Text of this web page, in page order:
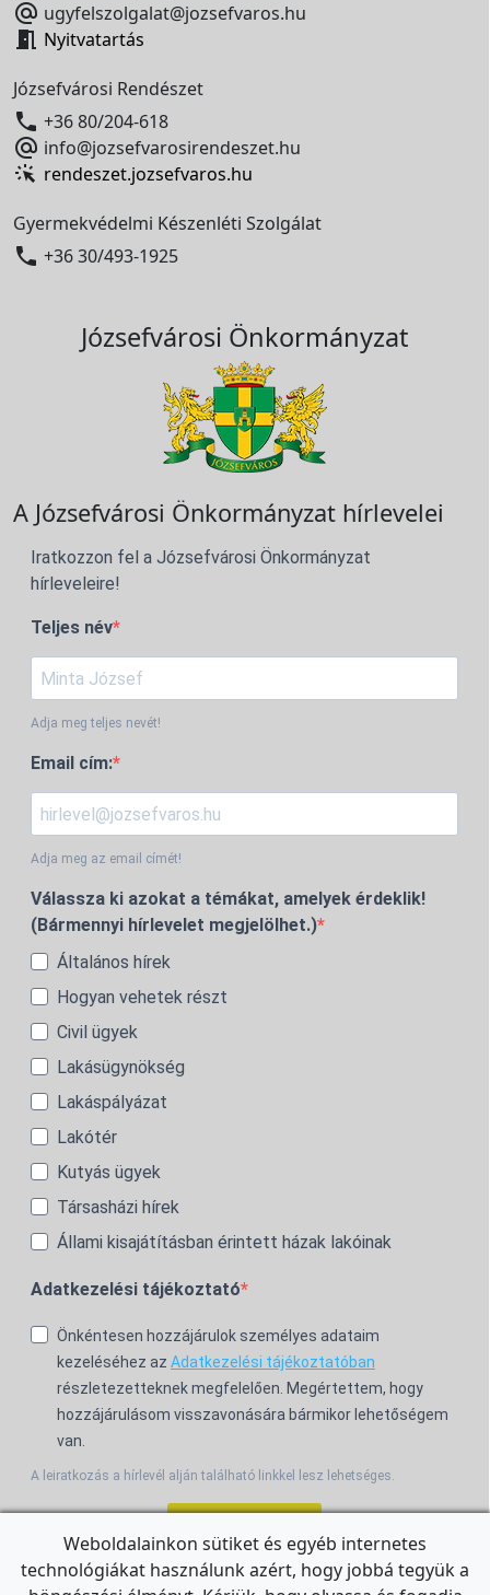
 ugyfelszolgalat@jozsefvaros.hu
 Nyitvatartás
Józsefvárosi Rendészet
 +36 80/204-618
 info@jozsefvarosirendeszet.hu
rendeszet.jozsefvaros.hu
Gyermekvédelmi Készenléti Szolgálat
 +36 30/493-1925
Józsefvárosi Önkormányzat
A Józsefvárosi Önkormányzat hírlevelei
Iratkozzon fel a Józsefvárosi Önkormányzat
hírleveleire!
Teljes név
Adja meg teljes nevét!
Email cím:
Adja meg az email címét!
Válassza ki azokat a témákat, amelyek érdeklik!
(Bármennyi hírlevelet megjelölhet.)
Általános hírek
Hogyan vehetek részt
Civil ügyek
Lakásügynökség
Lakáspályázat
Lakótér
Kutyás ügyek
Társasházi hírek
Állami kisajátításban érintett házak lakóinak
Adatkezelési tájékoztató
Önkéntesen hozzájárulok személyes adataim
kezeléséhez az Adatkezelési tájékoztatóban
részletezetteknek megfelelően. Megértettem, hogy
hozzájárulásom visszavonására bármikor lehetőségem
van.
A leiratkozás a hírlevél alján található linkkel lesz lehetséges.
For the English Newsletter, clickHERE.
Weboldalainkon sütiket és egyéb internetes
technológiákat használunk azért, hogy jobbá tegyük a